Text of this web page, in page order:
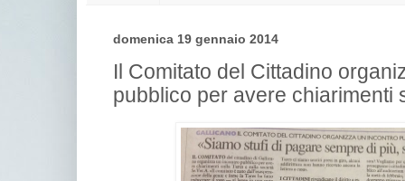
domenica 19 gennaio 2014
Il Comitato del Cittadino
pubblico per avere chiarimenti